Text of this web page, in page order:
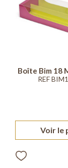
Boîte Bim 18
REF
Voir le